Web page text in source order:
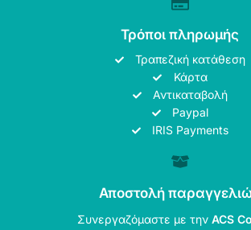
Τρόποι πληρωμής
Τραπεζική κατάθεση
Κάρτα
Αντικαταβολή
Paypal
IRIS Payments
Αποστολή
Συνεργαζόμαστε με τηνACS